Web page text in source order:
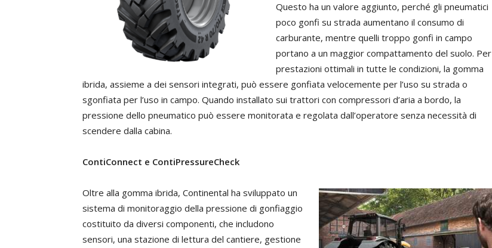
Questo ha un valore aggiunto, perché gli pneumatici
poco gonfi su strada aumentano il consumo di
carburante, mentre quelli troppo gonfi in campo
portano a un maggior compattamento del suolo. Per
prestazioni ottimali in tutte le condizioni, la gomma
ibrida, assieme a dei sensori integrati, può essere gonfiata velocemente per l’uso su strada o
sgonfiata per l’uso in campo. Quando installato sui trattori con compressori d’aria a bordo, la
pressione dello pneumatico può essere monitorata e regolata dall’operatore senza necessità di
scendere dalla cabina.
ContiConnect e ContiPressureCheck
Oltre alla gomma ibrida, Continental ha sviluppato un
sistema di monitoraggio della pressione di gonfiaggio
costituito da diversi componenti, che includono
sensori, una stazione di lettura del cantiere, gestione